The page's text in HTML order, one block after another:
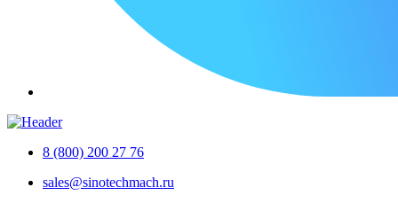
8 (800) 200 27 76
sales@sinotechmach.ru